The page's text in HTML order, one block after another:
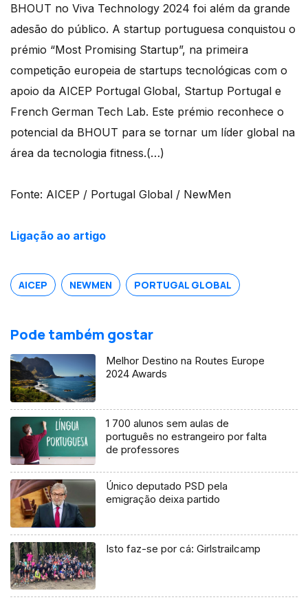
BHOUT no Viva Technology 2024 foi além da grande
adesão do público. A startup portuguesa conquistou o
prémio “Most Promising Startup”, na primeira
competição europeia de startups tecnológicas com o
apoio da AICEP Portugal Global, Startup Portugal e
French German Tech Lab. Este prémio reconhece o
potencial da BHOUT para se tornar um líder global na
área da tecnologia fitness.(…)
Fonte: AICEP / Portugal Global / NewMen
Ligação ao artigo
AICEP NEWMEN PORTUGAL GLOBAL
Pode também gostar
Melhor Destino na Routes Europe
2024 Awards
1 700 alunos sem aulas de
português no estrangeiro por falta
de professores
Único deputado PSD pela
emigração deixa partido
Isto faz-se por cá: Girlstrailcamp